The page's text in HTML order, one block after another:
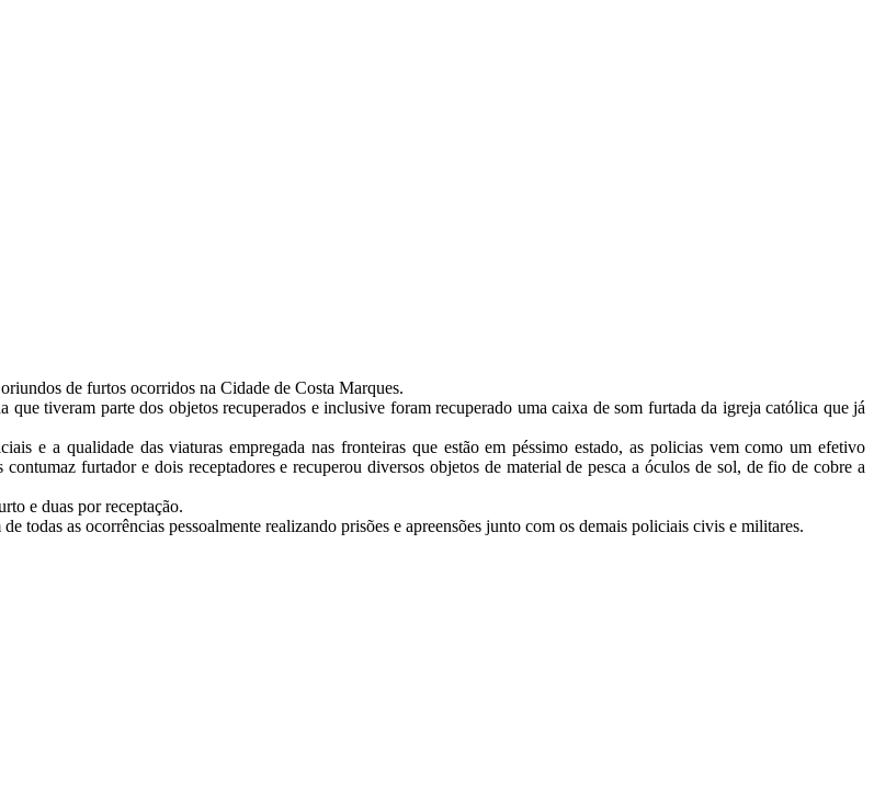
de furtos ocorridos na Cidade de Costa Marques.
tiveram parte dos objetos recuperados e inclusive foram recuperado uma caixa de som furtada da igreja católica que já
e a qualidade das viaturas empregada nas fronteiras que estão em péssimo estado, as policias vem como um efetivo
furtador e dois receptadores e recuperou diversos objetos de material de pesca a óculos de sol, de fio de cobre a
e duas por receptação.
todas as ocorrências pessoalmente realizando prisões e apreensões junto com os demais policiais civis e militares.